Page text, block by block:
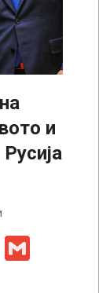
и
Viber